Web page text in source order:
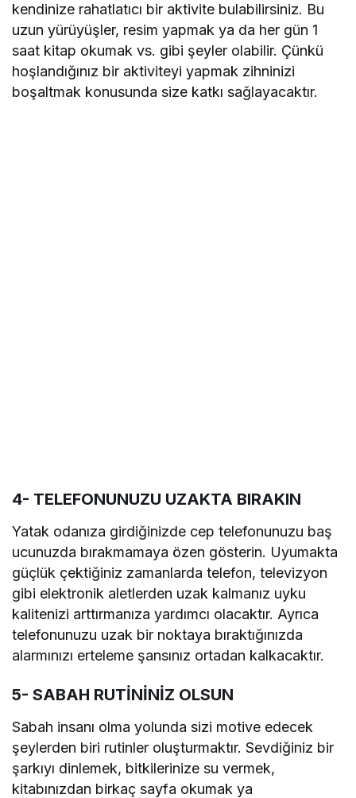
kendinize rahatlatıcı bir aktivite bulabilirsiniz. Bu
uzun yürüyüşler, resim yapmak ya da her gün 1
saat kitap okumak vs. gibi şeyler olabilir. Çünkü
hoşlandığınız bir aktiviteyi yapmak zihninizi
boşaltmak konusunda size katkı sağlayacaktır.
4- TELEFONUNUZU UZAKTA BIRAKIN
Yatak odanıza girdiğinizde cep telefonunuzu baş
ucunuzda bırakmamaya özen gösterin. Uyumakta
güçlük çektiğiniz zamanlarda telefon, televizyon
gibi elektronik aletlerden uzak kalmanız uyku
kalitenizi arttırmanıza yardımcı olacaktır. Ayrıca
telefonunuzu uzak bir noktaya bıraktığınızda
alarmınızı erteleme şansınız ortadan kalkacaktır.
5- SABAH RUTİNİNİZ OLSUN
Sabah insanı olma yolunda sizi motive edecek
şeylerden biri rutinler oluşturmaktır. Sevdiğiniz bir
şarkıyı dinlemek, bitkilerinize su vermek,
kitabınızdan birkaç sayfa okumak ya